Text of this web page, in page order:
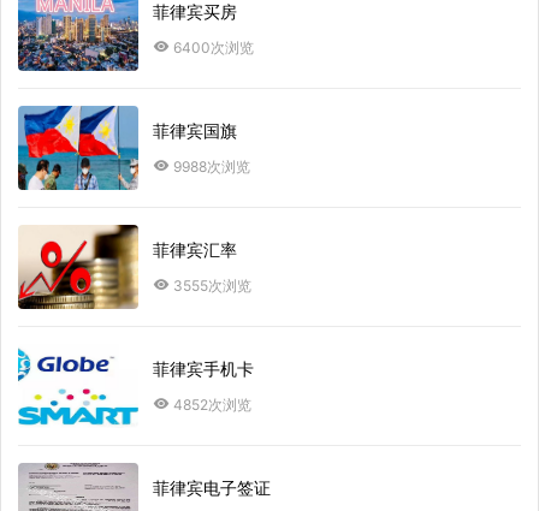
菲律宾买房
6400次浏览
菲律宾国旗
9988次浏览
菲律宾汇率
3555次浏览
菲律宾手机卡
4852次浏览
菲律宾电子签证